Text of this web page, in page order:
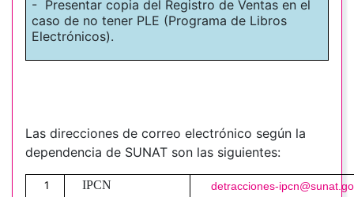
- Presentar copia del Registro de Ventas en el
caso de no tener PLE (Programa de Libros
Electrónicos).
Las direcciones de correo electrónico según la
dependencia de SUNAT son las siguientes:
1 IPCN detracciones-